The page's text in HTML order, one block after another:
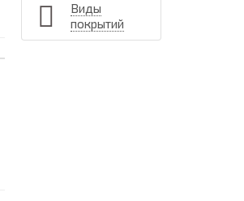
Виды
покрытий